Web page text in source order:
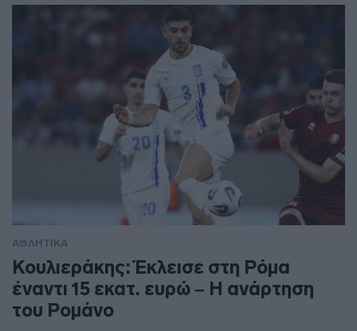
ΑΘΛΗΤΙΚΑ
Κουλιεράκης: Έκλεισε στη Ρόμα
έναντι 15 εκατ. ευρώ – Η ανάρτηση
του Ρομάνο